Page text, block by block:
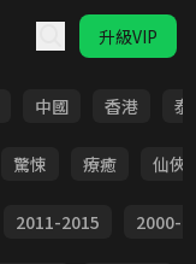
升級VIP
中國 香港 泰
驚悚 療癒 仙俠
2011-2015 2000-